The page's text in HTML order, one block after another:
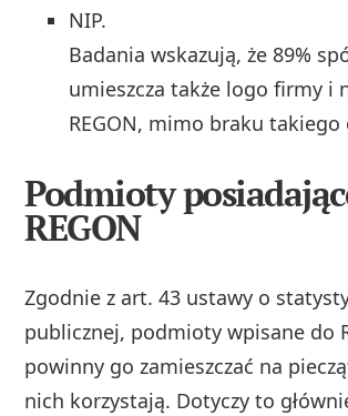
NIP.
Badania wskazują, że 89%
umieszcza także logo firmy i
REGON, mimo braku takiego
Podmioty
REGON
Zgodnie z art. 43 ustawy o
publicznej, podmioty wpisane do
powinny go zamieszczać na
nich korzystają. Dotyczy to